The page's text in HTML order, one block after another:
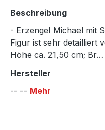
Beschreibung
- Erzengel Michael mit
Figur ist sehr detailliert
Höhe ca. 21,50 cm; Br…
Hersteller
-- -- Mehr